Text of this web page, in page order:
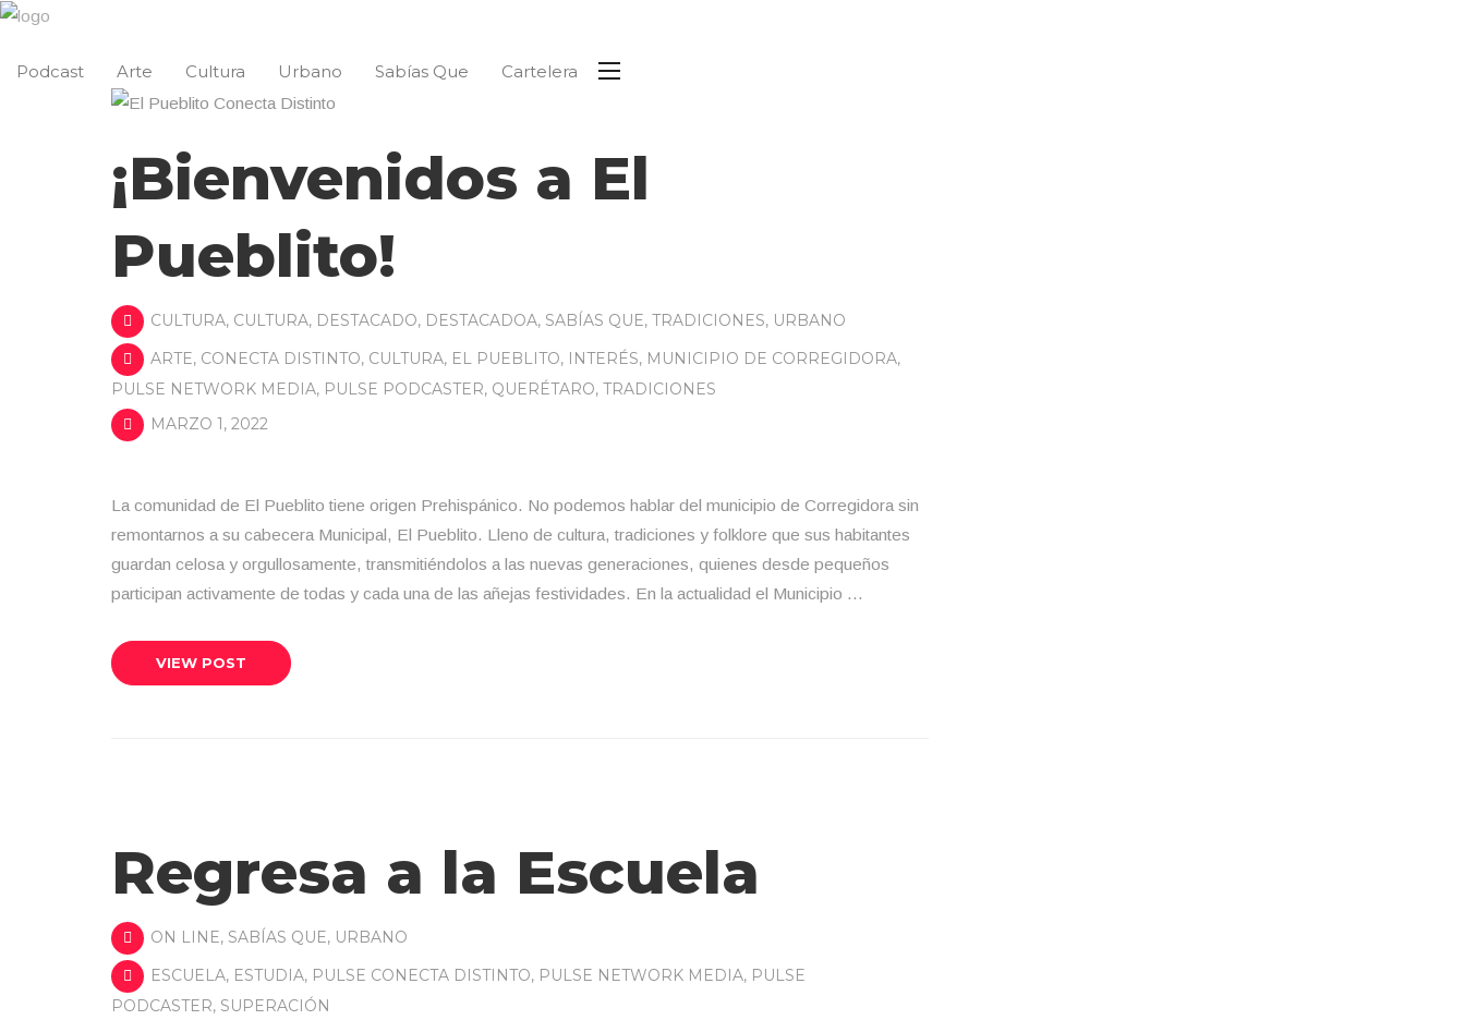
Podcast Arte Cultura Urbano Sabías Que Cartelera
¡Bienvenidos a El
Pueblito!
CULTURA, CULTURA, DESTACADO, DESTACADOA, SABÍAS QUE, TRADICIONES, URBANO
ARTE, CONECTA DISTINTO, CULTURA, EL PUEBLITO, INTERÉS, MUNICIPIO DE CORREGIDORA,
PULSE NETWORK MEDIA, PULSE PODCASTER, QUERÉTARO, TRADICIONES
MARZO 1, 2022
La comunidad de El Pueblito tiene origen Prehispánico. No podemos hablar del municipio de Corregidora sin
remontarnos a su cabecera Municipal, El Pueblito. Lleno de cultura, tradiciones y folklore que sus habitantes
guardan celosa y orgullosamente, transmitiéndolos a las nuevas generaciones, quienes desde pequeños
participan activamente de todas y cada una de las añejas festividades. En la actualidad el Municipio …
VIEW POST
Regresa a la Escuela
ON LINE, SABÍAS QUE, URBANO
ESCUELA, ESTUDIA, PULSE CONECTA DISTINTO, PULSE NETWORK MEDIA, PULSE
PODCASTER, SUPERACIÓN